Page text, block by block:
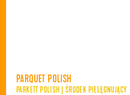
PARQUET POLISH
PARKETT POLISH | ŚRODEK PIELĘGNUJĄCY